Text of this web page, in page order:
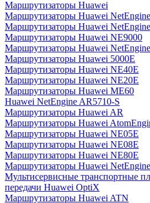
Маршрутизаторы Huawei
Маршрутизаторы Huawei
Маршрутизаторы Huawei
Маршрутизаторы Huawei NE9000
Маршрутизаторы Huawei
Маршрутизаторы Huawei 5000E
Маршрутизаторы Huawei NE40E
Маршрутизаторы Huawei NE20E
Маршрутизаторы Huawei ME60
Huawei NetEngine AR5710-S
Маршрутизаторы Huawei AR
Маршрутизаторы Huawei
Маршрутизаторы Huawei NE05E
Маршрутизаторы Huawei NE08E
Маршрутизаторы Huawei NE80E
Маршрутизаторы Huawei
Мультисервисные транспортные
передачи Huawei OptiX
Маршрутизаторы Huawei ATN